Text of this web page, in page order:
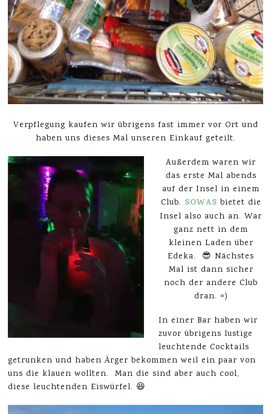
Verpflegung kaufen wir übrigens fast immer vor Ort und
haben uns dieses Mal unseren Einkauf geteilt.
Außerdem waren wir
das erste Mal abends
auf der Insel in einem
Club. SOWAS bietet die
Insel also auch an. War
ganz nett in dem
kleinen Laden über
Edeka. 😎 Nächstes
Mal ist dann sicher
noch der andere Club
dran. =)
In einer Bar haben wir
zuvor übrigens lustige
leuchtende Cocktails
getrunken und haben Ärger bekommen weil ein paar von
uns die klauen wollten. Man die sind aber auch cool,
diese leuchtenden Eiswürfel. 😆